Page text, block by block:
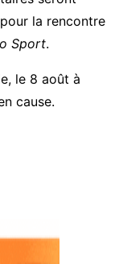
la rencontre
Sport.
le 8 août à
cause.